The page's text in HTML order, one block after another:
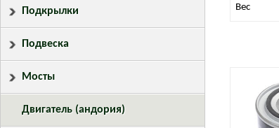
Вес
Подкрылки
Подвеска
Мосты
Двигатель (андория)